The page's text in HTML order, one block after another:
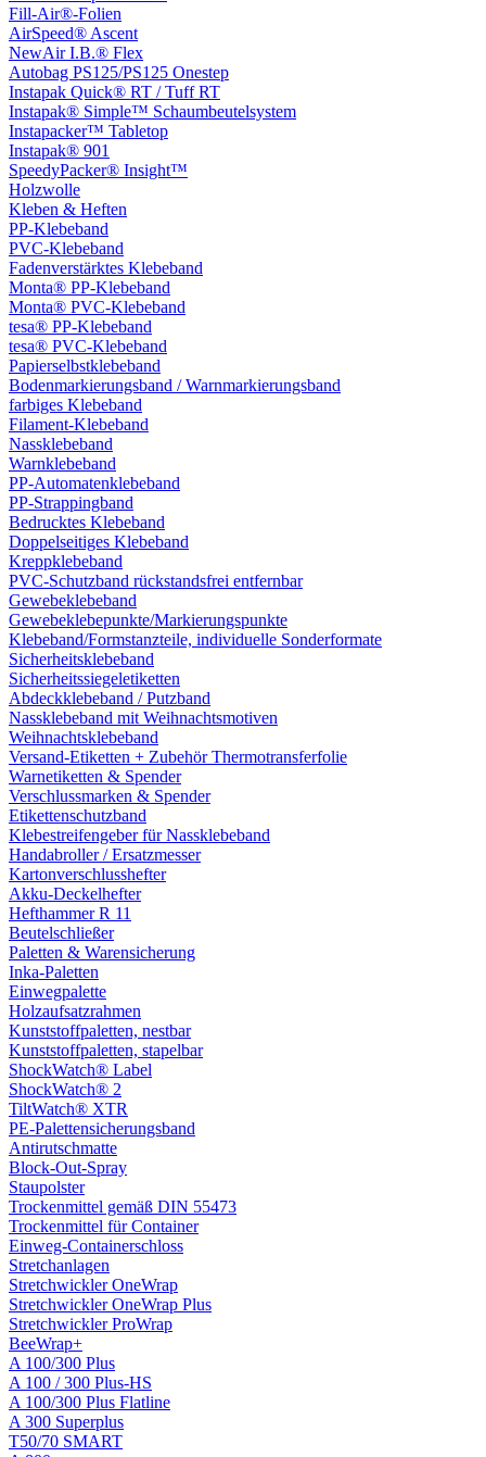
Fill-Air®-Folien
AirSpeed® Ascent
NewAir I.B.® Flex
Autobag PS125/PS125 Onestep
Instapak Quick® RT / Tuff RT
Instapak® Simple™ Schaumbeutelsystem
Instapacker™ Tabletop
Instapak® 901
SpeedyPacker® Insight™
Holzwolle
Kleben & Heften
PP-Klebeband
PVC-Klebeband
Fadenverstärktes Klebeband
Monta® PP-Klebeband
Monta® PVC-Klebeband
tesa® PP-Klebeband
tesa® PVC-Klebeband
Papierselbstklebeband
Bodenmarkierungsband / Warnmarkierungsband
farbiges Klebeband
Filament-Klebeband
Nassklebeband
Warnklebeband
PP-Automatenklebeband
PP-Strappingband
Bedrucktes Klebeband
Doppelseitiges Klebeband
Kreppklebeband
PVC-Schutzband rückstandsfrei entfernbar
Gewebeklebeband
Gewebeklebepunkte/Markierungspunkte
Klebeband/Formstanzteile, individuelle Sonderformate
Sicherheitsklebeband
Sicherheitssiegeletiketten
Abdeckklebeband / Putzband
Nassklebeband mit Weihnachtsmotiven
Weihnachtsklebeband
Versand-Etiketten + Zubehör Thermotransferfolie
Warnetiketten & Spender
Verschlussmarken & Spender
Etikettenschutzband
Klebestreifengeber für Nassklebeband
Handabroller / Ersatzmesser
Kartonverschlusshefter
Akku-Deckelhefter
Hefthammer R 11
Beutelschließer
Paletten & Warensicherung
Inka-Paletten
Einwegpalette
Holzaufsatzrahmen
Kunststoffpaletten, nestbar
Kunststoffpaletten, stapelbar
ShockWatch® Label
ShockWatch® 2
TiltWatch® XTR
PE-Palettensicherungsband
Antirutschmatte
Block-Out-Spray
Staupolster
Trockenmittel gemäß DIN 55473
Trockenmittel für Container
Einweg-Containerschloss
Stretchanlagen
Stretchwickler OneWrap
Stretchwickler OneWrap Plus
Stretchwickler ProWrap
BeeWrap+
A 100/300 Plus
A 100 / 300 Plus-HS
A 100/300 Plus Flatline
A 300 Superplus
T50/70 SMART